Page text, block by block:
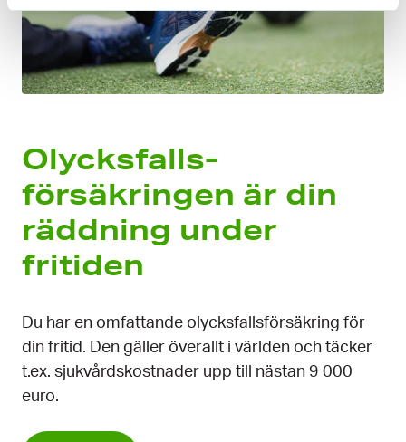
Olycks­falls­
försäkringen är din
räddning under
fritiden
Du har en omfattande olycks­falls­försäkring för
din fritid. Den gäller överallt i världen och täcker
t.ex. sjukv­årds­kostnader upp till nästan 9 000
euro.